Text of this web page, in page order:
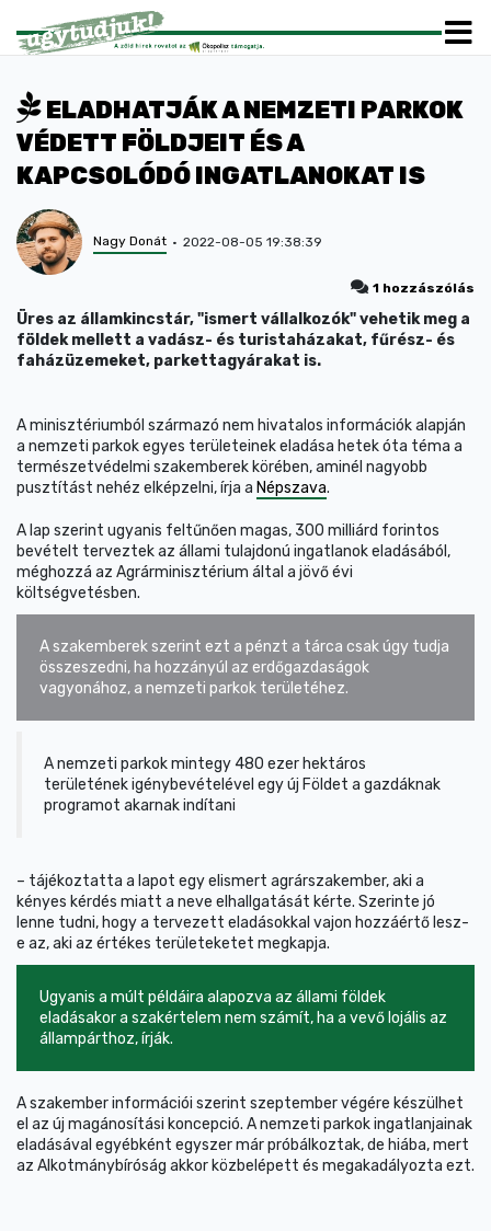
ELADHATJÁK A NEMZETI PARKOK
VÉDETT FÖLDJEIT ÉS A
KAPCSOLÓDÓ INGATLANOKAT IS
Nagy Donát 2022-08-05 19:38:39
1 hozzászólás
Üres az államkincstár, "ismert vállalkozók" vehetik meg a
földek mellett a vadász- és turistaházakat, fűrész- és
faházüzemeket, parkettagyárakat is.
A minisztériumból származó nem hivatalos információk alapján
a nemzeti parkok egyes területeinek eladása hetek óta téma a
természetvédelmi szakemberek körében, aminél nagyobb
pusztítást nehéz elképzelni, írja a Népszava.
A lap szerint ugyanis feltűnően magas, 300 milliárd forintos
bevételt terveztek az állami tulajdonú ingatlanok eladásából,
méghozzá az Agrárminisztérium által a jövő évi
költségvetésben.
A szakemberek szerint ezt a pénzt a tárca csak úgy tudja
összeszedni, ha hozzányúl az erdőgazdaságok
vagyonához, a nemzeti parkok területéhez.
A nemzeti parkok mintegy 480 ezer hektáros
területének igénybevételével egy új Földet a gazdáknak
programot akarnak indítani
– tájékoztatta a lapot egy elismert agrárszakember, aki a
kényes kérdés miatt a neve elhallgatását kérte. Szerinte jó
lenne tudni, hogy a tervezett eladásokkal vajon hozzáértő lesz-
e az, aki az értékes területeketet megkapja.
Ugyanis a múlt példáira alapozva az állami földek
eladásakor a szakértelem nem számít, ha a vevő lojális az
állampárthoz, írják.
A szakember információi szerint szeptember végére készülhet
el az új magánosítási koncepció. A nemzeti parkok ingatlanjainak
eladásával egyébként egyszer már próbálkoztak, de hiába, mert
az Alkotmánybíróság akkor közbelépett és megakadályozta ezt.